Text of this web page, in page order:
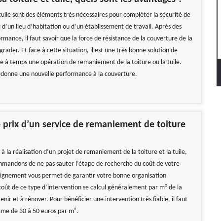
sont des éléments très nécessaires pour compléter la sécurité de
lieu d’habitation ou d’un établissement de travail. Après des
il faut savoir que la force de résistance de la couverture de la
Et face à cette situation, il est une très bonne solution de
à temps une opération de remaniement de la toiture ou la tuile.
une nouvelle performance à la couverture.
prix d’un service de remaniement de toiture
à la réalisation d’un projet de remaniement de la toiture et la tuile,
de ne pas sauter l’étape de recherche du coût de votre
vous permet de garantir votre bonne organisation
de ce type d’intervention se calcul généralement par m² de la
et à rénover. Pour bénéficier une intervention très fiable, il faut
de 30 à 50 euros par m².